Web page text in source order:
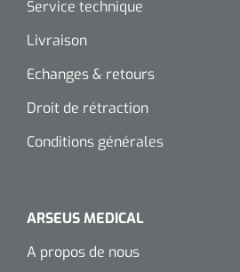
Service technique
Livraison
Echanges & retours
Droit de rétraction
Conditions générales
ARSEUS MEDICAL
A propos de nous